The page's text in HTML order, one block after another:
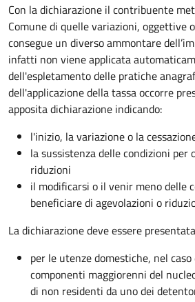
Con la dichiarazione il contribuente
Comune di quelle variazioni, oggettive
consegue un diverso ammontare
infatti non viene applicata
dell'espletamento delle pratiche
dell'applicazione della tassa occorre
apposita dichiarazione indicando:
l'inizio, la variazione o la
la sussistenza delle condizioni per
riduzioni
il modificarsi o il venir meno delle
beneficiare di agevolazioni o
La dichiarazione deve essere
per le utenze domestiche, nel
componenti maggiorenni del
di non residenti da uno dei